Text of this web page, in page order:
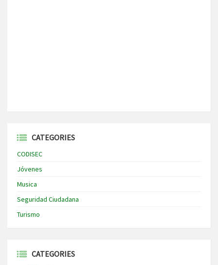
CATEGORIES
CODISEC
Jóvenes
Musica
Seguridad Ciudadana
Turismo
CATEGORIES